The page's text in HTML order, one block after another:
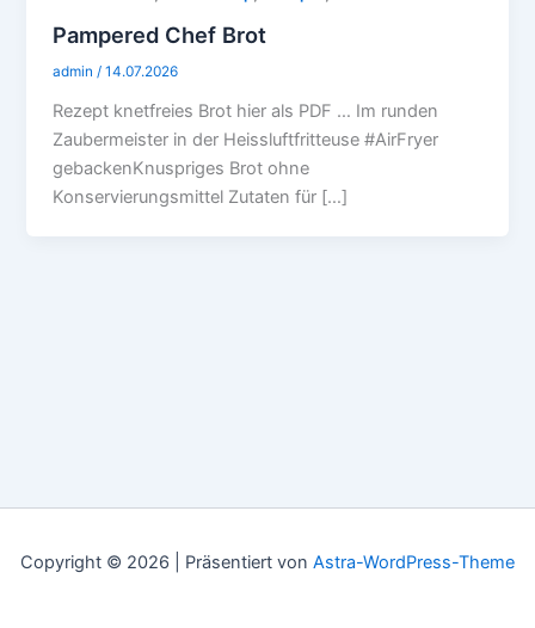
Pampered Chef Brot
admin /14.07.2026
Rezept knetfreies Brot hier als PDF … Im runden
Zaubermeister in der Heissluftfritteuse #AirFryer
gebackenKnuspriges Brot ohne
Konservierungsmittel Zutaten für […]
Copyright © 2026 | Präsentiert von Astra-WordPress-Theme